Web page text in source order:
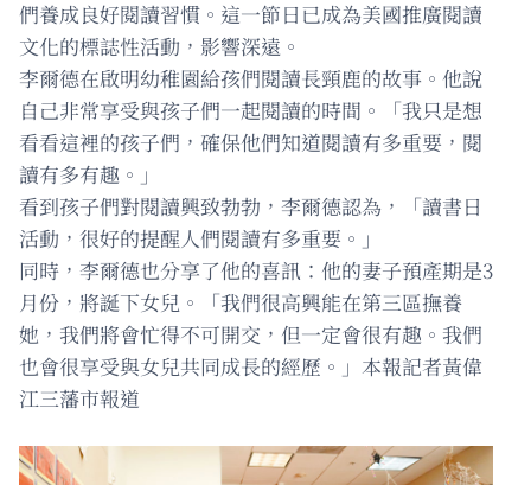
們養成良好閱讀習慣。這一節日已成為美國推廣閱讀
文化的標誌性活動，影響深遠。
李爾德在啟明幼稚園給孩們閱讀長頸鹿的故事。他說
自己非常享受與孩子們一起閱讀的時間。「我只是想
看看這裡的孩子們，確保他們知道閱讀有多重要，閱
讀有多有趣。」
看到孩子們對閱讀興致勃勃，李爾德認為，「讀書日
活動，很好的提醒人們閱讀有多重要。」
同時，李爾德也分享了他的喜訊：他的妻子預產期是3
月份，將誕下女兒。「我們很高興能在第三區撫養
她，我們將會忙得不可開交，但一定會很有趣。我們
也會很享受與女兒共同成長的經歷。」本報記者黃偉
江三藩市報道